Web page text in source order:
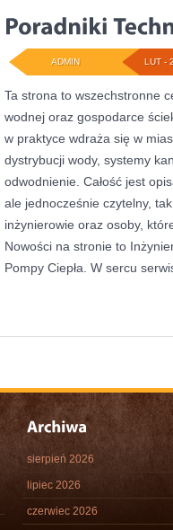
LUT -
ADMIN
Ta strona to wszechstronne
wodnej oraz gospodarce
w praktyce wdraża się w
dystrybucji wody, systemy
odwodnienie. Całość jest
ale jednocześnie czytelny,
inżynierowie oraz osoby,
Nowości na stronie to
Pompy Ciepła. W sercu
sierpień 2026
lipiec 2026
czerwiec 2026